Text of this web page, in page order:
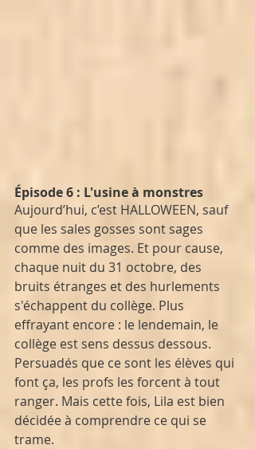
Épisode 6 : L'usine à monstres
Aujourd’hui, c’est HALLOWEEN, sauf
que les sales gosses sont sages
comme des images. Et pour cause,
chaque nuit du 31 octobre, des
bruits étranges et des hurlements
s'échappent du collège. Plus
effrayant encore : le lendemain, le
collège est sens dessus dessous.
Persuadés que ce sont les élèves qui
font ça, les profs les forcent à tout
ranger. Mais cette fois, Lila est bien
décidée à comprendre ce qui se
trame.